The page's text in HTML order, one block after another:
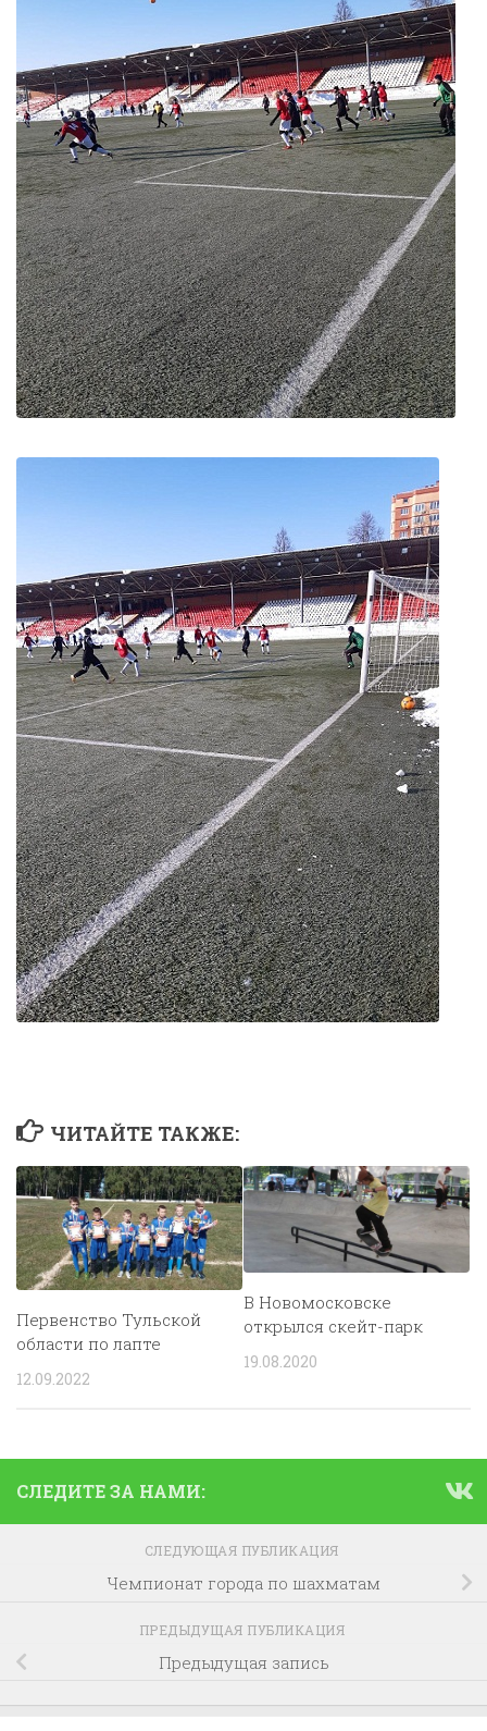
ЧИТАЙТЕ ТАКЖЕ:
Первенство Тульской
области по лапте
12.09.2022
В Новомосковске
открылся скейт-парк
19.08.2020
СЛЕДИТЕ ЗА НАМИ:
СЛЕДУЮЩАЯ ПУБЛИКАЦИЯ
Чемпионат города по шахматам
ПРЕДЫДУЩАЯ ПУБЛИКАЦИЯ
Предыдущая запись